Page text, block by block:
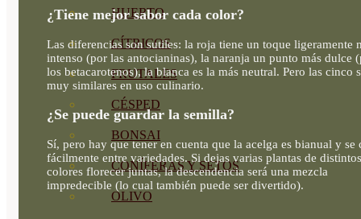
HUERTO
CÍTRICOS
FRUTALES
CÉSPED
BONSAI
CONÍFERAS Y SETOS
OLIVO
¿Tiene mejor sabor cada color?
Las diferencias son sutiles: la roja tiene un toque ligeramente
intenso (por las antocianinas), la naranja un punto más dulce
los betacarotenos), la blanca es la más neutral. Pero las cinco
muy similares en uso culinario.
¿Se puede guardar la semilla?
Sí, pero hay que tener en cuenta que la acelga es bianual y se
fácilmente entre variedades. Si dejas varias plantas de distintos
colores florecer juntas, la descendencia será una mezcla
impredecible (lo cual también puede ser divertido).